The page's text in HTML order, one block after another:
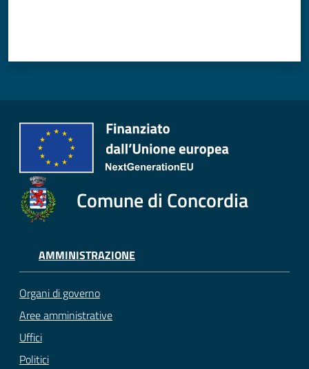
Comune di Concordia
AMMINISTRAZIONE
Organi di governo
Aree amministrative
Uffici
Politici